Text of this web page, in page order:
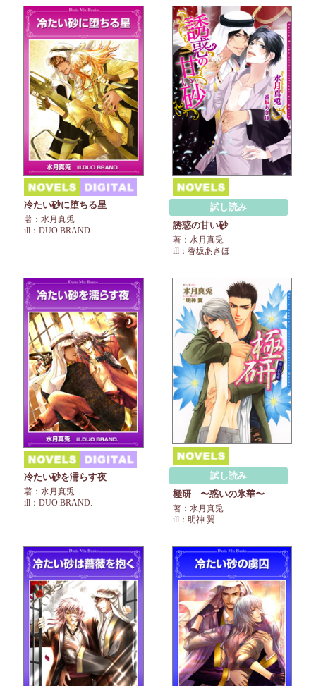
冷たい砂に堕ちる星
著：水月真兎
ill：DUO BRAND.
試し読み
誘惑の甘い砂
著：水月真兎
ill：香坂あきほ
冷たい砂を濡らす夜
著：水月真兎
ill：DUO BRAND.
試し読み
極研 〜惑いの氷華〜
著：水月真兎
ill：明神 翼